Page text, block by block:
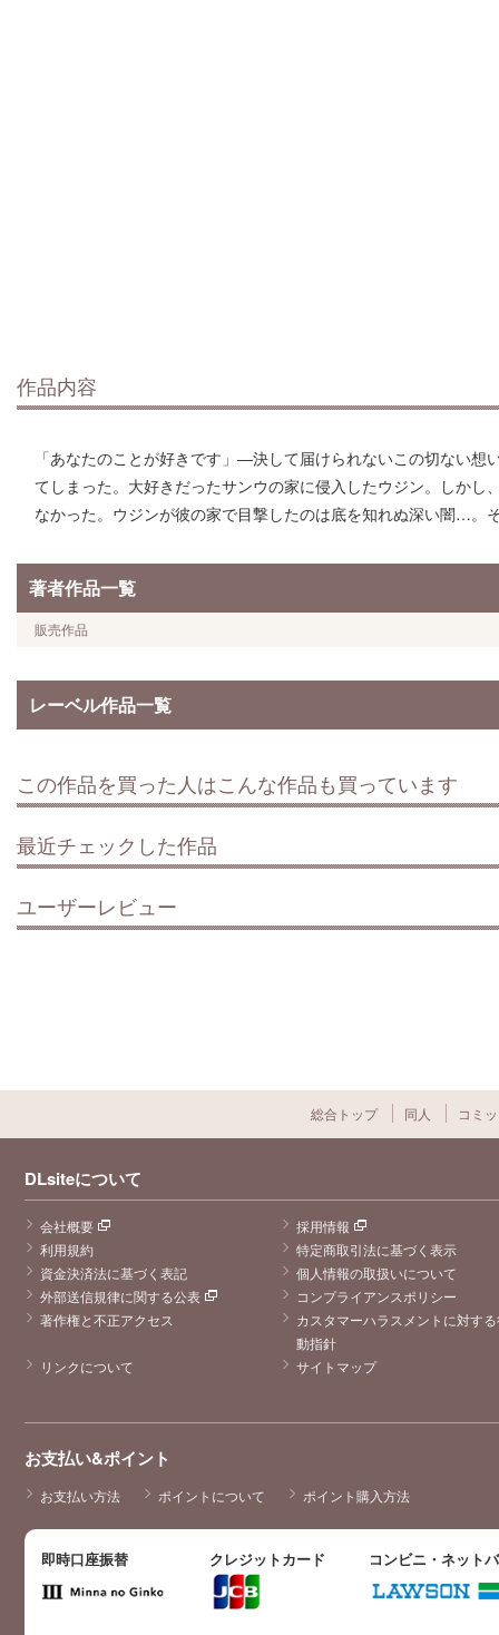
作品内容
「あなたのことが好きです」―決して届けられないこの切ない
てしまった。大好きだったサンウの家に侵入したウジン。しか
なかった。ウジンが彼の家で目撃したのは底を知れぬ深い闇…
著者作品一覧
販売作品
レーベル作品一覧
この作品を買った人はこんな作品も買っています
最近チェックした作品
ユーザーレビュー
総合トップ 同人 コミ
DLsiteについて
会社概要
採用情報
利用規約
特定商取引法に基づく表示
資金決済法に基づく表記
個人情報の取扱いについて
外部送信規律に関する公表
コンプライアンスポリシー
著作権と不正アクセス
カスタマーハラスメントに対す
動指針
リンクについて
サイトマップ
お支払い&ポイント
お支払い方法 ポイントについて ポイント購入方法
即時口座振替 クレジットカード コンビニ・ネット